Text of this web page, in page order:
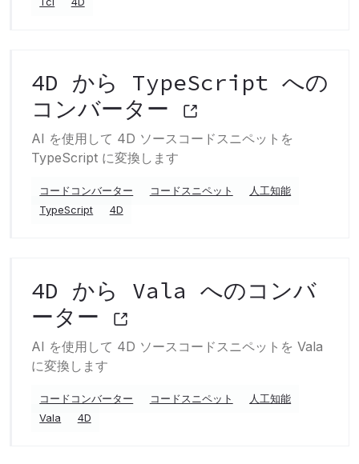
4D から TypeScript への
コンバーター
AI を使用して 4D ソースコードスニペットを
TypeScript に変換します
コードコンバーター コードスニペット
人工知能
TypeScript
4D
4D から Vala へのコンバ
ーター
AI を使用して 4D ソースコードスニペットを Vala
に変換します
コードコンバーター コードスニペット
人工知能
Vala
4D